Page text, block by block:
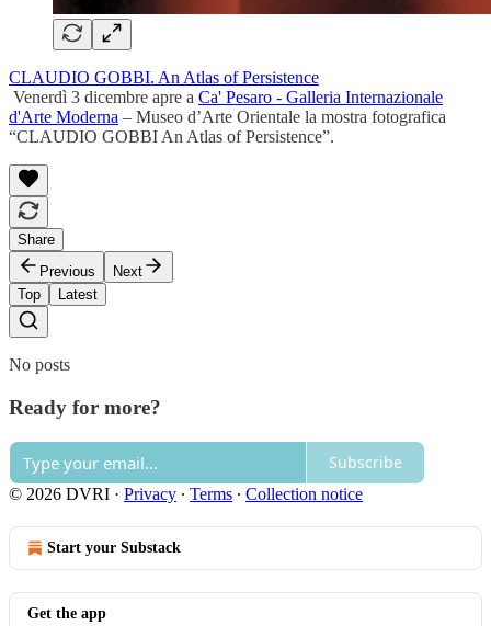
CLAUDIO GOBBI. An Atlas of Persistence
Venerdì 3 dicembre apre a Ca' Pesaro - Galleria Internazionale
d'Arte Moderna – Museo d’Arte Orientale la mostra fotografica
“CLAUDIO GOBBI An Atlas of Persistence”.
Share
Previous
Next
Top
Latest
No posts
Ready for more?
Subscribe
© 2026 DVRI · Privacy ∙ Terms ∙ Collection notice
Start your Substack
Get the app